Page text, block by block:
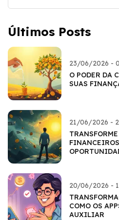
Últimos Posts
23/06/2026 -
O PODER DA
SUAS
21/06/2026 -
20/06/2026 -
COMO OS
AUXILIAR